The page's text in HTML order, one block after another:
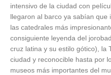
intensivo de la ciudad con
llegaron al barco ya sabían que
las catedrales más
consiguiente leyenda del
cruz latina y su estilo gótico), la
ciudad y reconocible hasta por
museos más importantes del